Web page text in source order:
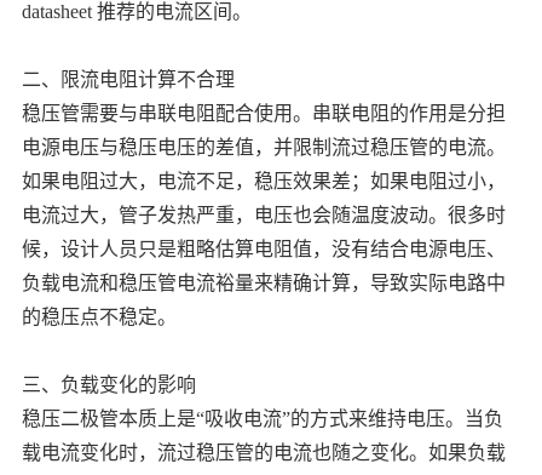
datasheet 推荐的电流区间。
二、限流电阻计算不合理
稳压管需要与串联电阻配合使用。串联电阻的作用是分担
电源电压与稳压电压的差值，并限制流过稳压管的电流。
如果电阻过大，电流不足，稳压效果差；如果电阻过小，
电流过大，管子发热严重，电压也会随温度波动。很多时
候，设计人员只是粗略估算电阻值，没有结合电源电压、
负载电流和稳压管电流裕量来精确计算，导致实际电路中
的稳压点不稳定。
三、负载变化的影响
稳压二极管本质上是“吸收电流”的方式来维持电压。当负
载电流变化时，流过稳压管的电流也随之变化。如果负载